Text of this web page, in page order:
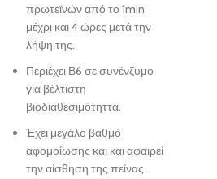
πρωτεϊνών από το 1min
μέχρι και 4 ώρες μετά την
λήψη της.
Περιέχει Β6 σε συνένζυμο
για βέλτιστη
βιοδιαθεσιμότηττα.
Έχει μεγάλο βαθμό
αφομοίωσης και και αφαιρεί
την αίσθηση της πείνας.